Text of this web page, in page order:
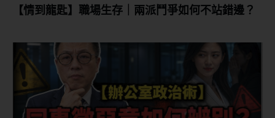
【情到龍匙】職場生存｜兩派鬥爭如何不站錯邊？